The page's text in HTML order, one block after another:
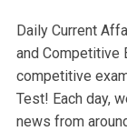
Daily Current
and Competitive
competitive
Test! Each day,
news from